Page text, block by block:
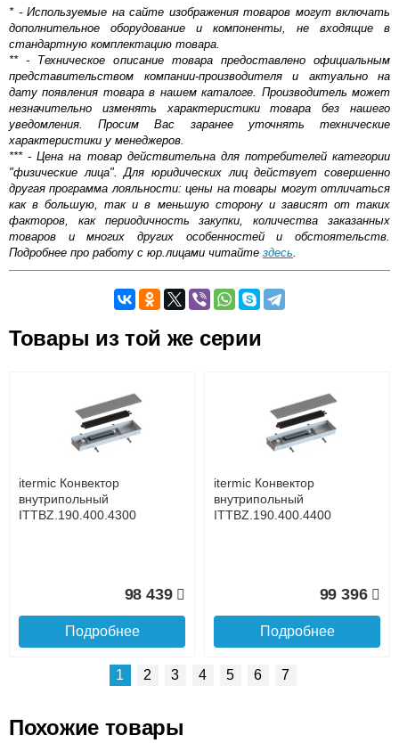
* - Используемые на сайте изображения товаров могут включать
дополнительное оборудование и компоненты, не входящие в
стандартную комплектацию товара.
** - Техническое описание товара предоставлено официальным
представительством компании-производителя и актуально на
дату появления товара в нашем каталоге. Производитель может
незначительно изменять характеристики товара без нашего
уведомления. Просим Вас заранее уточнять технические
характеристики у менеджеров.
*** - Цена на товар действительна для потребителей категории
"физические лица". Для юридических лиц действует совершенно
другая программа лояльности: цены на товары могут отличаться
как в большую, так и в меньшую сторону и зависят от таких
факторов, как периодичность закупки, количества заказанных
товаров и многих других особенностей и обстоятельств.
Подробнее про работу с юр.лицами читайте здесь.
Оставьте отзыв
Наличный расчёт
Банковской картой на сайте в режиме реального
времени
Банковской картой при получении товара как при
Интернет-деньгами (Yandex-деньги, Web-money,
Qiwi-кошельки и другие).
Безналичный расчёт (возможно и с НДС)
Товары из той же серии
itermic Конвектор
внутрипольный
ITTBZ.190.400.4300
98 439
Подробнее
itermic Конвектор
внутрипольный
ITTBZ.190.400.4400
99 396
Подробнее
1 2 3 4 5 6 7
Похожие товары